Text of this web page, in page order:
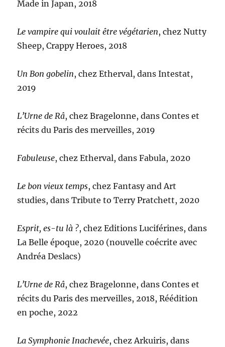
Made in Japan, 2018
Le vampire qui voulait être végétarien, chez Nutty
Sheep, Crappy Heroes, 2018
Un Bon gobelin, chez Etherval, dans Intestat,
2019
L’Urne de Râ, chez Bragelonne, dans Contes et
récits du Paris des merveilles, 2019
Fabuleuse, chez Etherval, dans Fabula, 2020
Le bon vieux temps, chez Fantasy and Art
studies, dans Tribute to Terry Pratchett, 2020
Esprit, es-tu là ?, chez Editions Luciférines, dans
La Belle époque, 2020 (nouvelle coécrite avec
Andréa Deslacs)
L’Urne de Râ, chez Bragelonne, dans Contes et
récits du Paris des merveilles, 2018, Réédition
en poche, 2022
La Symphonie Inachevée, chez Arkuiris, dans